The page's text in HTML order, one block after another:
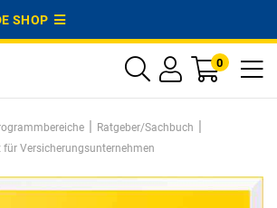
SHOP
0
| Ratgeber/Sachbuch |
für Versicherungsunternehmen